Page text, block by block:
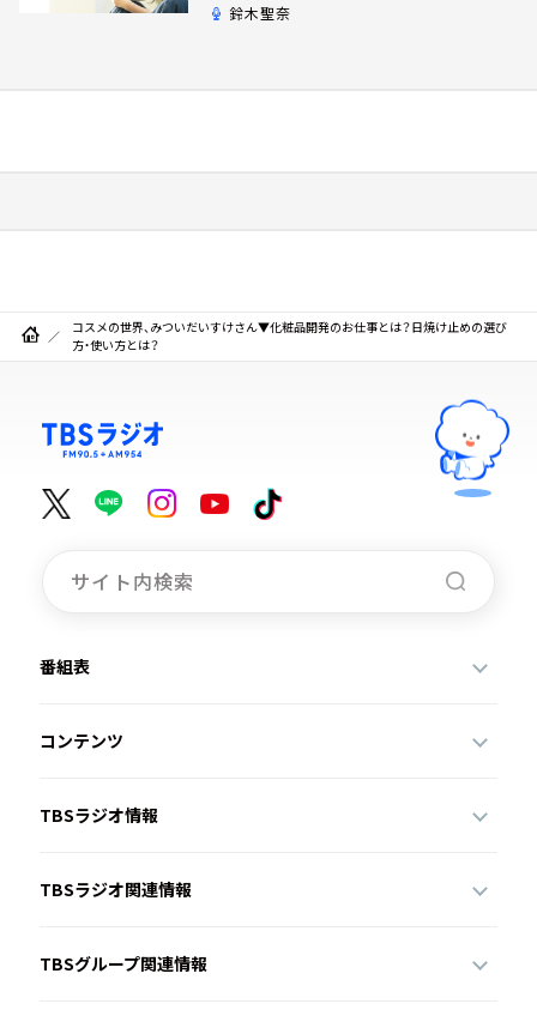
鈴木聖奈
コスメの世界、みついだいすけさん▼化粧品開発のお仕事とは？日焼け止めの選び
方・使い方とは？
番組表
コンテンツ
TBSラジオ情報
TBSラジオ関連情報
TBSグループ関連情報